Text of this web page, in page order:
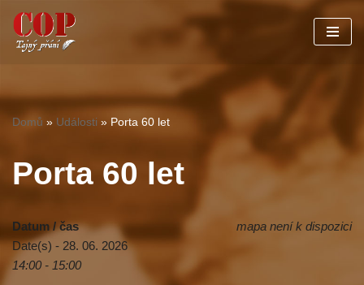
Přeskočit
Domů » Události » Porta 60 let
Porta 60 let
mapa není k dispozici
Datum / čas
Date(s) - 28. 06. 2026
14:00 - 15:00